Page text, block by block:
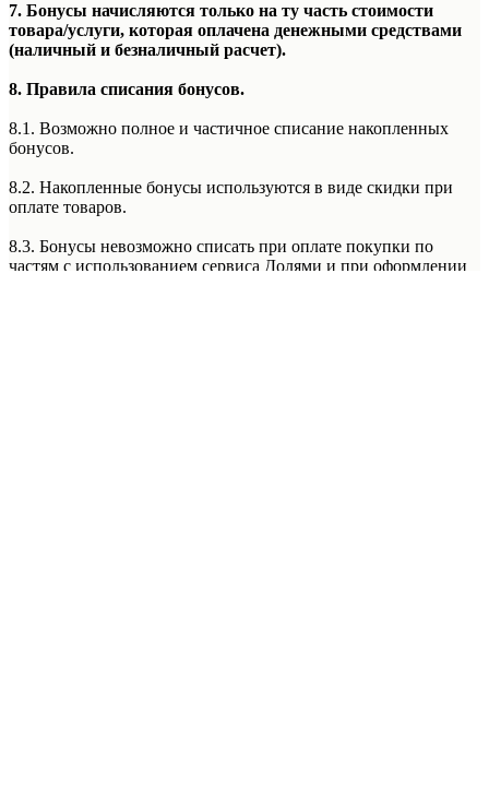
7. Бонусы начисляются только на ту часть стоимости
товара/услуги, которая оплачена денежными средствами
(наличный и безналичный расчет).
8. Правила списания бонусов.
8.1. Возможно полное и частичное списание накопленных
бонусов.
8.2. Накопленные бонусы используются в виде скидки при
оплате товаров.
8.3. Бонусы невозможно списать при оплате покупки по
частям с использованием сервиса Долями и при оформлении